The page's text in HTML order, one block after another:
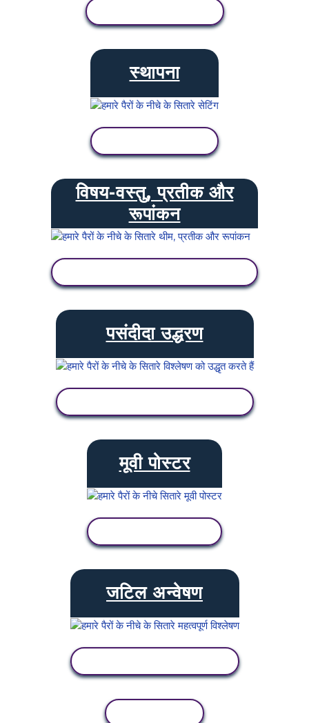
स्थापना
विषय-वस्तु, प्रतीक और
रूपांकन
पसंदीदा उद्धरण
मूवी पोस्टर
जटिल अन्वेषण